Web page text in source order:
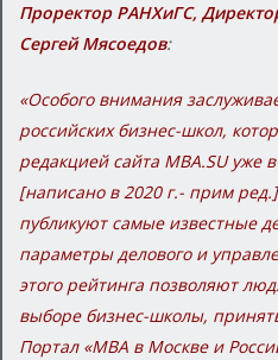
Проректор РАНХиГС,
Сергей Мясоедов:
«Особого внимания
российских бизнес-школ,
редакцией сайта MBA.SU уже
[написано в 2020 г.- прим
публикуют самые известные
параметры делового и
этого рейтинга позволяют
выборе бизнес-школы,
Портал «МВА в Москве и